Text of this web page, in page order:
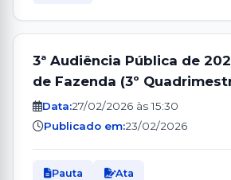
3ª Audiência Pública de
de Fazenda (3º
Data:27/02/2026 às 15:30
Publicado em:23/02/2026
Pauta Ata